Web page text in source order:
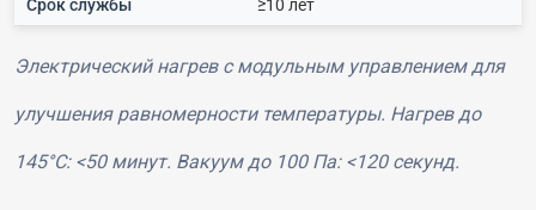
Срок службы ≥10 лет
Электрический нагрев с модульным управлением для
улучшения равномерности температуры. Нагрев до
145°C: <50 минут. Вакуум до 100 Па: <120 секунд.